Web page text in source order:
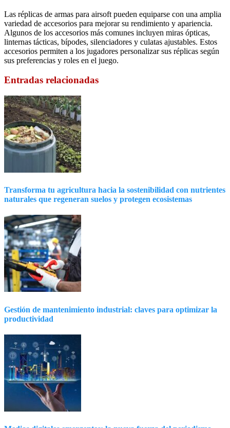
Las réplicas de armas para airsoft pueden equiparse con una amplia
variedad de accesorios para mejorar su rendimiento y apariencia.
Algunos de los accesorios más comunes incluyen miras ópticas,
linternas tácticas, bípodes, silenciadores y culatas ajustables. Estos
accesorios permiten a los jugadores personalizar sus réplicas según
sus preferencias y roles en el juego.
Entradas relacionadas
Transforma tu agricultura hacia la sostenibilidad con nutrientes
naturales que regeneran suelos y protegen ecosistemas
Gestión de mantenimiento industrial: claves para optimizar la
productividad